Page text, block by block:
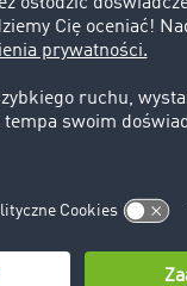
jako filar
ładunki,
-Spedytorzy
ocen,
tras z
przewoźników
transportu, bo
nasi